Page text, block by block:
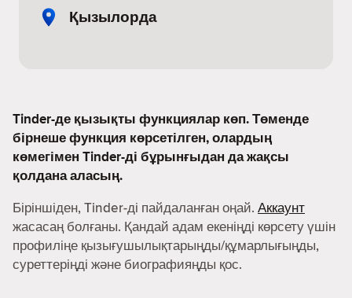
Қызылорда
Tinder-де қызықты функциялар көп. Төменде
бірнеше функция көрсетілген, олардың
көмегімен Tinder-ді бұрынғыдан да жақсы
қолдана аласың.
Біріншіден, Tinder-ді пайдаланған оңай. Аккаунт
жасасаң болғаны. Қандай адам екеніңді көрсету үшін
профиліңе қызығушылықтарыңды/құмарлығыңды,
суреттеріңді және биографияңды қос.